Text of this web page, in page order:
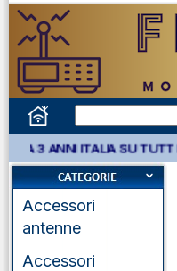
SU TUTTI GLI
Accessori
antenne
Accessori